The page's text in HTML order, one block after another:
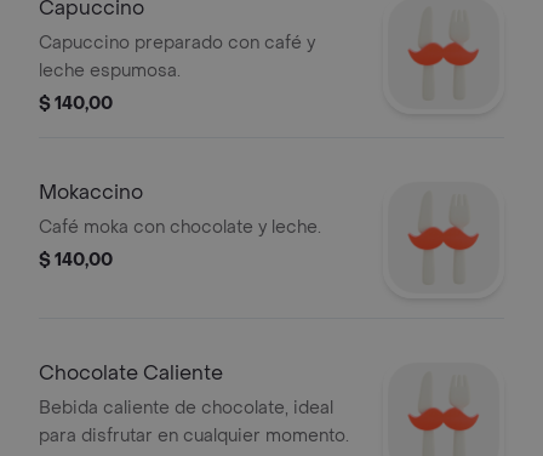
Capuccino
Capuccino preparado con café y
leche espumosa.
$ 140,00
Mokaccino
Café moka con chocolate y leche.
$ 140,00
Chocolate Caliente
Bebida caliente de chocolate, ideal
para disfrutar en cualquier momento.